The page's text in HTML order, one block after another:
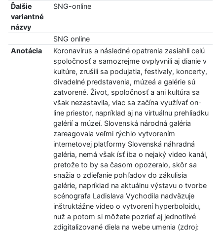
Ďalšie
variantné
názvy
SNG-online
SNG online
Anotácia
Koronavírus a následné opatrenia zasiahli celú
spoločnosť a samozrejme ovplyvnili aj dianie v
kultúre, zrušili sa podujatia, festivaly, koncerty,
divadelné predstavenia, múzeá a galérie sú
zatvorené. Život, spoločnosť a ani kultúra sa
však nezastavila, viac sa začína využívať on-
line priestor, napríklad aj na virtuálnu prehliadku
galérií a múzeí. Slovenská národná galéria
zareagovala veľmi rýchlo vytvorením
internetovej platformy Slovenská náhradná
galéria, nemá však ísť iba o nejaký video kanál,
pretože to by sa časom opozeralo, skôr sa
snažia o zdieľanie pohľadov do zákulisia
galérie, napríklad na aktuálnu výstavu o tvorbe
scénografa Ladislava Vychodila nadväzuje
inštruktážne video o vytvorení hyperboloidu,
nuž a potom si môžete pozrieť aj jednotlivé
zdigitalizované diela na webe umenia (zdroj: